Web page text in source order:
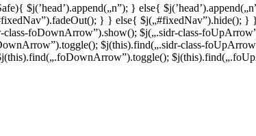
$j(’head’).append(„n”); } else{
} } else{ $j(„#fixedNav”).hide();
class-foDownArrow”).show(); $j(„.sidr-class-
$j(this).find(„.sidr-class-